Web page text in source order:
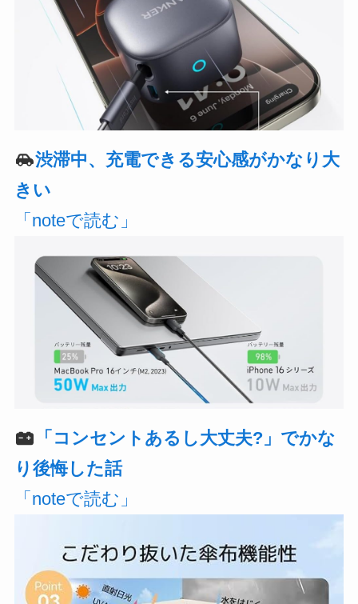
渋滞中、充電できる安心感がかなり大
きい
「noteで読む」
「コンセントあるし大丈夫?」でかな
り後悔した話
「noteで読む」